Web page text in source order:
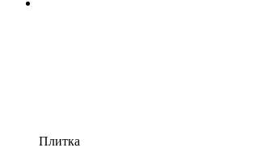
Плитка